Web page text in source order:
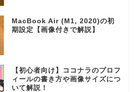
MacBook Air (M1, 2020)の初
期設定【画像付きで解説】
【初心者向け】ココナラのプロフ
ィールの書き方や画像サイズにつ
いて解説！